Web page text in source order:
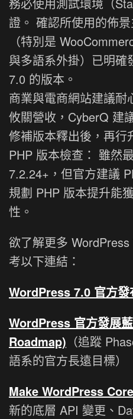
證。 確認所使用的佈
（特別是
與多語系外掛）已明確
7.0 的版本。
商業與電商網站建議
攸關營收，CyberQ 建
修補版本釋出後，再行
PHP 版本檢查： 雖然
7.2.24+，但官方建議
規劃 PHP 版本提升能
性。
欲了解更多
考以下連結：
WordPress 7.0 官方發
WordPress 官方發展
Roadmap) （追蹤
語系的官方長遠目標）
Make WordPress
新的底層 API 變更、